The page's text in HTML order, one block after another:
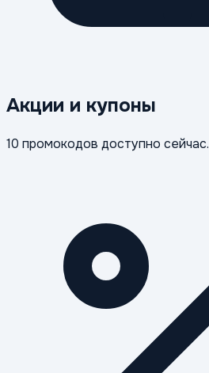
Акции и купоны
10 промокодов доступно сейчас.